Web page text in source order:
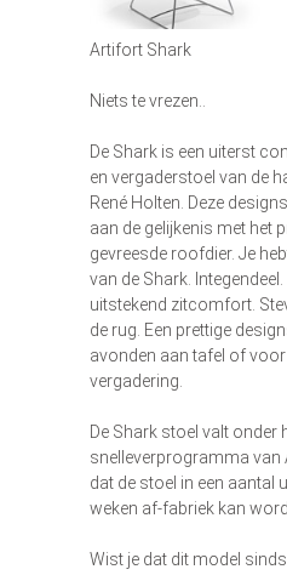
Artifort Shark
Niets te vrezen..
De Shark is een uiterst
en vergaderstoel van de
René Holten. Deze
aan de gelijkenis met het
gevreesde roofdier. Je
van de Shark. Integendeel.
uitstekend zitcomfort.
de rug. Een prettige
avonden aan tafel of
vergadering.
De Shark stoel valt onder
snelleverprogramma van
dat de stoel in een aantal
weken af-fabriek kan
Wist je dat dit model